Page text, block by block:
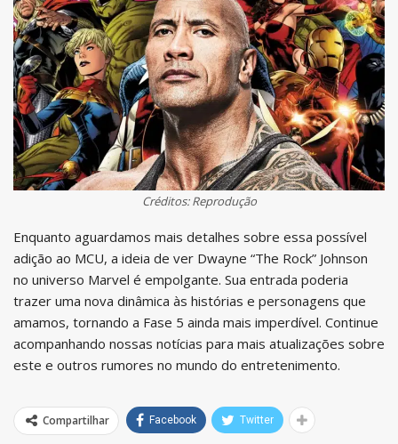
Créditos: Reprodução
Enquanto aguardamos mais detalhes sobre essa possível
adição ao MCU, a ideia de ver Dwayne “The Rock” Johnson
no universo Marvel é empolgante. Sua entrada poderia
trazer uma nova dinâmica às histórias e personagens que
amamos, tornando a Fase 5 ainda mais imperdível. Continue
acompanhando nossas notícias para mais atualizações sobre
este e outros rumores no mundo do entretenimento.
Compartilhar Facebook Twitter